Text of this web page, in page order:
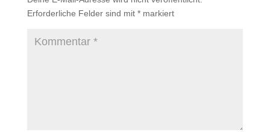
Erforderliche Felder sind mit *markiert